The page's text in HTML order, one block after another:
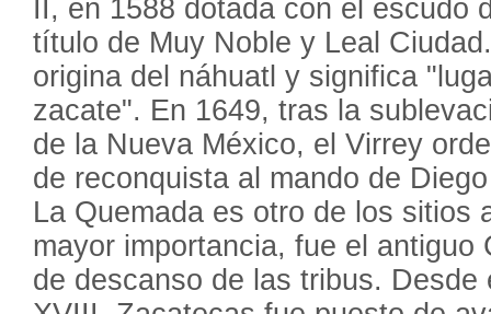
II, en 1588 dotada con el escudo
título de Muy Noble y Leal
origina del náhuatl y significa
zacate". En 1649, tras la
de la Nueva México, el Virrey
de reconquista al mando de
La Quemada es otro de los sitios
mayor importancia, fue el antiguo
de descanso de las tribus. Desde